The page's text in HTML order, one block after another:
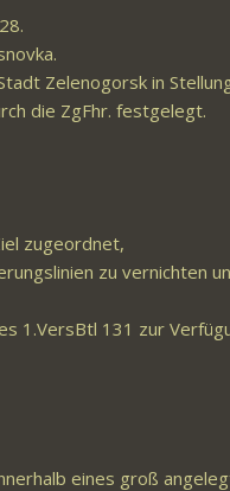
Zelenogorsk in
die ZgFhr. festgelegt.
zugeordnet,
zu vernichten
1.VersBtl 131 zur
eines groß